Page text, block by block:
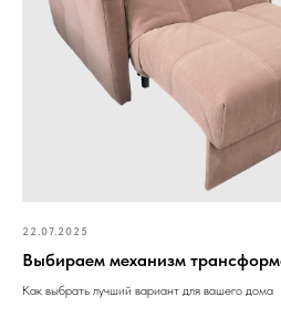
22.07.2025
Выбираем механизм
Как выбрать лучший вариант для вашего дома